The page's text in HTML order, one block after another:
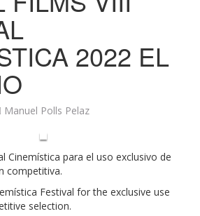
2022 EL
Manuel Polls Pelaz
Cinemística para el uso exclusivo de
competitiva.
Festival for the exclusive use
selection.